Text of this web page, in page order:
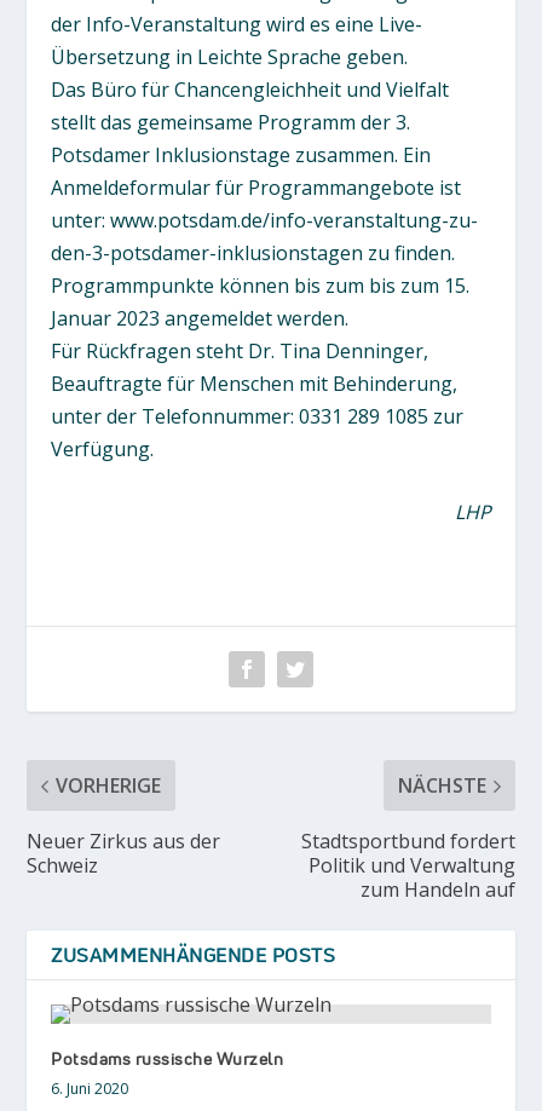
der Info-Veranstaltung wird es eine Live-
Übersetzung in Leichte Sprache geben.
Das Büro für Chancengleichheit und Vielfalt
stellt das gemeinsame Programm der 3.
Potsdamer Inklusionstage zusammen. Ein
Anmeldeformular für Programmangebote ist
unter: www.potsdam.de/info-veranstaltung-zu-
den-3-potsdamer-inklusionstagen zu finden.
Programmpunkte können bis zum bis zum 15.
Januar 2023 angemeldet werden.
Für Rückfragen steht Dr. Tina Denninger,
Beauftragte für Menschen mit Behinderung,
unter der Telefonnummer: 0331 289 1085 zur
Verfügung.
LHP
VORHERIGE
Neuer Zirkus aus der
Schweiz
NÄCHSTE
Stadtsportbund fordert
Politik und Verwaltung
zum Handeln auf
ZUSAMMENHÄNGENDE POSTS
Potsdams russische Wurzeln
6. Juni 2020